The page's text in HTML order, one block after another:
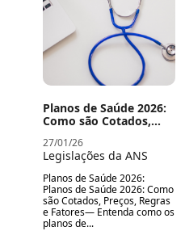
Planos de Saúde 2026:
Como são Cotados,...
27/01/26
Legislações da ANS
Planos de Saúde 2026:
Planos de Saúde 2026: Como
são Cotados, Preços, Regras
e Fatores— Entenda como os
planos de...